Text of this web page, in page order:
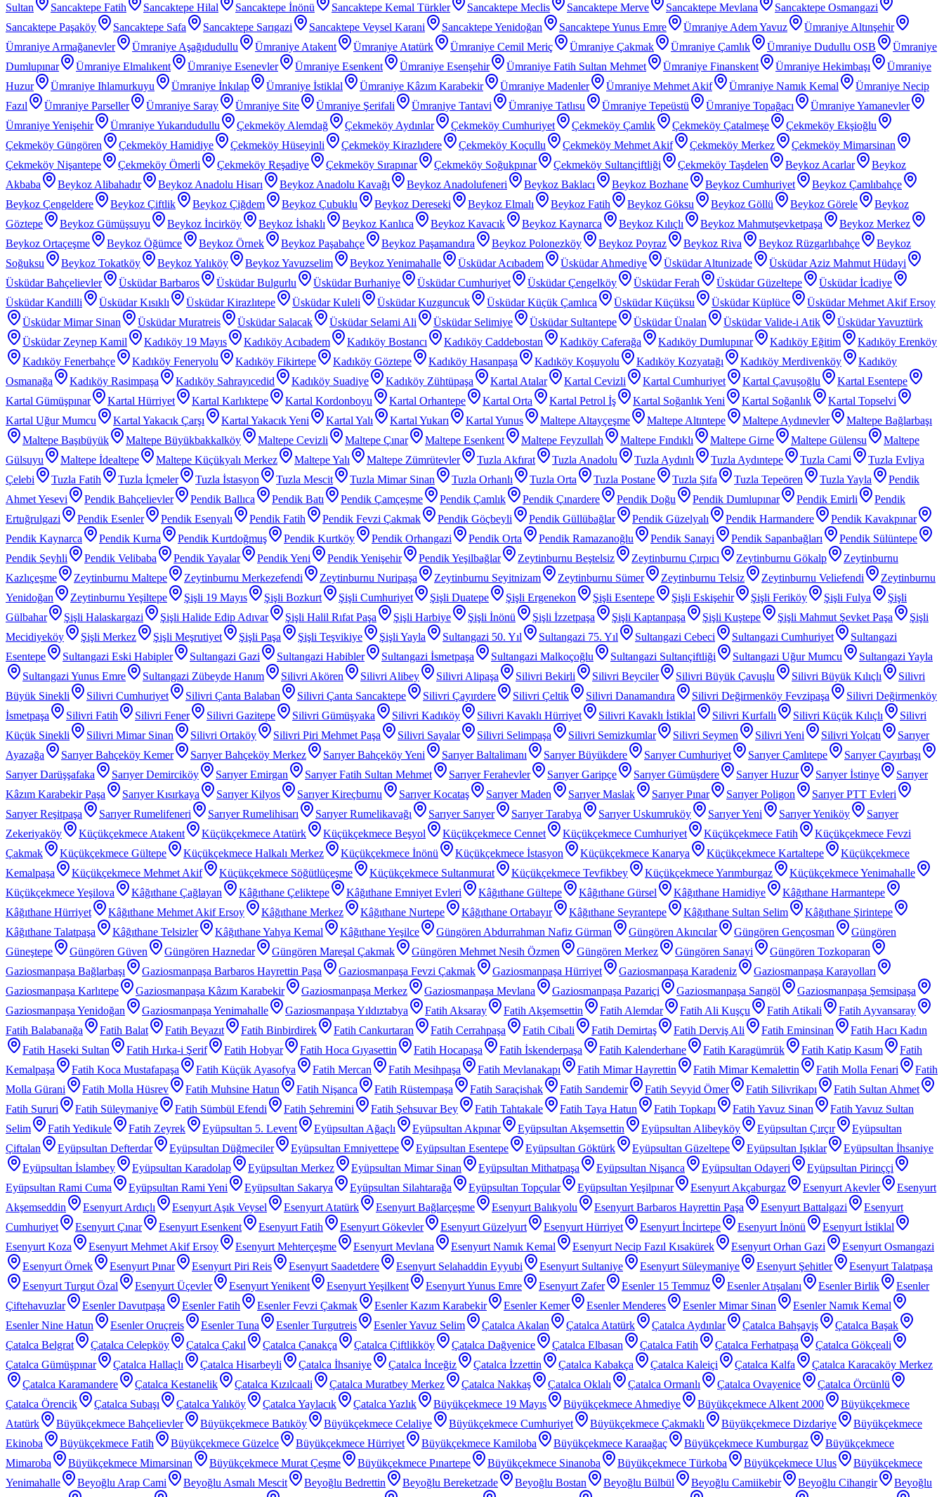
Sultan
Sancaktepe Fatih Sancaktepe Hilal Sancaktepe İnönü Sancaktepe Kemal Türkler Sancaktepe Meclis Sancaktepe Merve Sancaktepe Mevlana
Sancaktepe Osmangazi
Sancaktepe Paşaköy
Sancaktepe Safa Sancaktepe Sarıgazi Sancaktepe Veysel Karani Sancaktepe Yenidoğan Sancaktepe Yunus Emre Ümraniye Adem Yavuz
Ümraniye Altınşehir
Ümraniye Armağanevler
Ümraniye Aşağıdudullu Ümraniye Atakent Ümraniye Atatürk Ümraniye Cemil Meriç Ümraniye Çakmak Ümraniye Çamlık Ümraniye Dudullu OSB
Ümraniye
Dumlupınar
Ümraniye Elmalıkent Ümraniye Esenevler Ümraniye Esenkent Ümraniye Esenşehir Ümraniye Fatih Sultan Mehmet Ümraniye Finanskent Ümraniye Hekimbaşı
Ümraniye
Huzur
Ümraniye Ihlamurkuyu Ümraniye İnkılap Ümraniye İstiklal Ümraniye Kâzım Karabekir Ümraniye Madenler Ümraniye Mehmet Akif Ümraniye Namık Kemal
Ümraniye Necip
Fazıl
Ümraniye Parseller Ümraniye Saray Ümraniye Site Ümraniye Şerifali Ümraniye Tantavi Ümraniye Tatlısu Ümraniye Tepeüstü Ümraniye Topağacı
Ümraniye Yamanevler
Ümraniye Yenişehir
Ümraniye Yukarıdudullu Çekmeköy Alemdağ Çekmeköy Aydınlar Çekmeköy Cumhuriyet Çekmeköy Çamlık Çekmeköy Çatalmeşe
Çekmeköy Ekşioğlu
Çekmeköy Güngören
Çekmeköy Hamidiye Çekmeköy Hüseyinli Çekmeköy Kirazlıdere Çekmeköy Koçullu Çekmeköy Mehmet Akif Çekmeköy Merkez
Çekmeköy Mimarsinan
Çekmeköy Nişantepe
Çekmeköy Ömerli Çekmeköy Reşadiye Çekmeköy Sırapınar Çekmeköy Soğukpınar Çekmeköy Sultançiftliği Çekmeköy Taşdelen Beykoz Acarlar
Beykoz
Akbaba
Beykoz Alibahadır Beykoz Anadolu Hisarı Beykoz Anadolu Kavağı Beykoz Anadolufeneri Beykoz Baklacı Beykoz Bozhane Beykoz Cumhuriyet
Beykoz Çamlıbahçe
Beykoz Çengeldere
Beykoz Çiftlik Beykoz Çiğdem Beykoz Çubuklu Beykoz Dereseki Beykoz Elmalı Beykoz Fatih Beykoz Göksu Beykoz Göllü Beykoz Görele
Beykoz
Göztepe
Beykoz Gümüşsuyu Beykoz İncirköy Beykoz İshaklı Beykoz Kanlıca Beykoz Kavacık Beykoz Kaynarca Beykoz Kılıçlı Beykoz Mahmutşevketpaşa
Beykoz Merkez
Beykoz Ortaçeşme
Beykoz Öğümce Beykoz Örnek Beykoz Paşabahçe Beykoz Paşamandıra Beykoz Polonezköy Beykoz Poyraz Beykoz Riva Beykoz Rüzgarlıbahçe
Beykoz
Soğuksu
Beykoz Tokatköy Beykoz Yalıköy Beykoz Yavuzselim Beykoz Yenimahalle Üsküdar Acıbadem Üsküdar Ahmediye Üsküdar Altunizade
Üsküdar Aziz Mahmut Hüdayi
Üsküdar Bahçelievler
Üsküdar Barbaros Üsküdar Bulgurlu Üsküdar Burhaniye Üsküdar Cumhuriyet Üsküdar Çengelköy Üsküdar Ferah Üsküdar Güzeltepe
Üsküdar İcadiye
Üsküdar Kandilli
Üsküdar Kısıklı Üsküdar Kirazlıtepe Üsküdar Kuleli Üsküdar Kuzguncuk Üsküdar Küçük Çamlıca Üsküdar Küçüksu Üsküdar Küplüce
Üsküdar Mehmet Akif Ersoy
Üsküdar Mimar Sinan
Üsküdar Muratreis Üsküdar Salacak Üsküdar Selami Ali Üsküdar Selimiye Üsküdar Sultantepe Üsküdar Ünalan Üsküdar Valide-i Atik
Üsküdar Yavuztürk
Üsküdar Zeynep Kamil
Kadıköy 19 Mayıs Kadıköy Acıbadem Kadıköy Bostancı Kadıköy Caddebostan Kadıköy Caferağa Kadıköy Dumlupınar Kadıköy Eğitim
Kadıköy Erenköy
Kadıköy Fenerbahçe
Kadıköy Feneryolu Kadıköy Fikirtepe Kadıköy Göztepe Kadıköy Hasanpaşa Kadıköy Koşuyolu Kadıköy Kozyatağı Kadıköy Merdivenköy
Kadıköy
Osmanağa
Kadıköy Rasimpaşa Kadıköy Sahrayıcedid Kadıköy Suadiye Kadıköy Zühtüpaşa Kartal Atalar Kartal Cevizli Kartal Cumhuriyet Kartal Çavuşoğlu
Kartal Esentepe
Kartal Gümüşpınar
Kartal Hürriyet Kartal Karlıktepe Kartal Kordonboyu Kartal Orhantepe Kartal Orta Kartal Petrol İş Kartal Soğanlık Yeni Kartal Soğanlık
Kartal Topselvi
Kartal Uğur Mumcu
Kartal Yakacık Çarşı Kartal Yakacık Yeni Kartal Yalı Kartal Yukarı Kartal Yunus Maltepe Altayçeşme Maltepe Altıntepe Maltepe Aydınevler
Maltepe Bağlarbaşı
Maltepe Başıbüyük
Maltepe Büyükbakkalköy Maltepe Cevizli Maltepe Çınar Maltepe Esenkent Maltepe Feyzullah Maltepe Fındıklı Maltepe Girne Maltepe Gülensu
Maltepe
Gülsuyu
Maltepe İdealtepe Maltepe Küçükyalı Merkez Maltepe Yalı Maltepe Zümrütevler Tuzla Akfırat Tuzla Anadolu Tuzla Aydınlı Tuzla Aydıntepe Tuzla Cami
Tuzla Evliya
Çelebi
Tuzla Fatih Tuzla İçmeler Tuzla İstasyon Tuzla Mescit Tuzla Mimar Sinan Tuzla Orhanlı Tuzla Orta Tuzla Postane Tuzla Şifa Tuzla Tepeören Tuzla Yayla
Pendik
Ahmet Yesevi
Pendik Bahçelievler Pendik Ballıca Pendik Batı Pendik Çamçeşme Pendik Çamlık Pendik Çınardere Pendik Doğu Pendik Dumlupınar Pendik Emirli
Pendik
Ertuğrulgazi
Pendik Esenler Pendik Esenyalı Pendik Fatih Pendik Fevzi Çakmak Pendik Göçbeyli Pendik Güllübağlar Pendik Güzelyalı Pendik Harmandere
Pendik Kavakpınar
Pendik Kaynarca
Pendik Kurna Pendik Kurtdoğmuş Pendik Kurtköy Pendik Orhangazi Pendik Orta Pendik Ramazanoğlu Pendik Sanayi Pendik Sapanbağları
Pendik Sülüntepe
Pendik Şeyhli
Pendik Velibaba Pendik Yayalar Pendik Yeni Pendik Yenişehir Pendik Yeşilbağlar Zeytinburnu Beştelsiz Zeytinburnu Çırpıcı Zeytinburnu Gökalp
Zeytinburnu
Kazlıçeşme
Zeytinburnu Maltepe Zeytinburnu Merkezefendi Zeytinburnu Nuripaşa Zeytinburnu Seyitnizam Zeytinburnu Sümer Zeytinburnu Telsiz Zeytinburnu Veliefendi
Zeytinburnu
Yenidoğan
Zeytinburnu Yeşiltepe Şişli 19 Mayıs Şişli Bozkurt Şişli Cumhuriyet Şişli Duatepe Şişli Ergenekon Şişli Esentepe Şişli Eskişehir Şişli Feriköy Şişli Fulya
Şişli
Gülbahar
Şişli Halaskargazi Şişli Halide Edip Adıvar Şişli Halil Rıfat Paşa Şişli Harbiye Şişli İnönü Şişli İzzetpaşa Şişli Kaptanpaşa Şişli Kuştepe Şişli Mahmut Şevket Paşa
Şişli
Mecidiyeköy
Şişli Merkez Şişli Meşrutiyet Şişli Paşa Şişli Teşvikiye Şişli Yayla Sultangazi 50. Yıl Sultangazi 75. Yıl Sultangazi Cebeci Sultangazi Cumhuriyet
Sultangazi
Esentepe
Sultangazi Eski Habipler Sultangazi Gazi Sultangazi Habibler Sultangazi İsmetpaşa Sultangazi Malkoçoğlu Sultangazi Sultançiftliği Sultangazi Uğur Mumcu
Sultangazi Yayla
Sultangazi Yunus Emre
Sultangazi Zübeyde Hanım Silivri Akören Silivri Alibey Silivri Alipaşa Silivri Bekirli Silivri Beyciler Silivri Büyük Çavuşlu Silivri Büyük Kılıçlı
Silivri
Büyük Sinekli
Silivri Cumhuriyet Silivri Çanta Balaban Silivri Çanta Sancaktepe Silivri Çayırdere Silivri Çeltik Silivri Danamandıra Silivri Değirmenköy Fevzipaşa
Silivri Değirmenköy
İsmetpaşa
Silivri Fatih Silivri Fener Silivri Gazitepe Silivri Gümüşyaka Silivri Kadıköy Silivri Kavaklı Hürriyet Silivri Kavaklı İstiklal Silivri Kurfallı Silivri Küçük Kılıçlı
Silivri
Küçük Sinekli
Silivri Mimar Sinan Silivri Ortaköy Silivri Piri Mehmet Paşa Silivri Sayalar Silivri Selimpaşa Silivri Semizkumlar Silivri Seymen Silivri Yeni Silivri Yolçatı
Sarıyer
Ayazağa
Sarıyer Bahçeköy Kemer Sarıyer Bahçeköy Merkez Sarıyer Bahçeköy Yeni Sarıyer Baltalimanı Sarıyer Büyükdere Sarıyer Cumhuriyet Sarıyer Çamlıtepe
Sarıyer Çayırbaşı
Sarıyer Darüşşafaka
Sarıyer Demirciköy Sarıyer Emirgan Sarıyer Fatih Sultan Mehmet Sarıyer Ferahevler Sarıyer Garipçe Sarıyer Gümüşdere Sarıyer Huzur Sarıyer İstinye
Sarıyer
Kâzım Karabekir Paşa
Sarıyer Kısırkaya Sarıyer Kilyos Sarıyer Kireçburnu Sarıyer Kocataş Sarıyer Maden Sarıyer Maslak Sarıyer Pınar Sarıyer Poligon
Sarıyer PTT Evleri
Sarıyer Reşitpaşa
Sarıyer Rumelifeneri Sarıyer Rumelihisarı Sarıyer Rumelikavağı Sarıyer Sarıyer Sarıyer Tarabya Sarıyer Uskumruköy Sarıyer Yeni Sarıyer Yeniköy
Sarıyer
Zekeriyaköy
Küçükçekmece Atakent Küçükçekmece Atatürk Küçükçekmece Beşyol Küçükçekmece Cennet Küçükçekmece Cumhuriyet Küçükçekmece Fatih
Küçükçekmece Fevzi
Çakmak
Küçükçekmece Gültepe Küçükçekmece Halkalı Merkez Küçükçekmece İnönü Küçükçekmece İstasyon Küçükçekmece Kanarya Küçükçekmece Kartaltepe
Küçükçekmece
Kemalpaşa
Küçükçekmece Mehmet Akif Küçükçekmece Söğütlüçeşme Küçükçekmece Sultanmurat Küçükçekmece Tevfikbey Küçükçekmece Yarımburgaz
Küçükçekmece Yenimahalle
Küçükçekmece Yeşilova
Kâğıthane Çağlayan Kâğıthane Çeliktepe Kâğıthane Emniyet Evleri Kâğıthane Gültepe Kâğıthane Gürsel Kâğıthane Hamidiye
Kâğıthane Harmantepe
Kâğıthane Hürriyet
Kâğıthane Mehmet Akif Ersoy Kâğıthane Merkez Kâğıthane Nurtepe Kâğıthane Ortabayır Kâğıthane Seyrantepe Kâğıthane Sultan Selim
Kâğıthane Şirintepe
Kâğıthane Talatpaşa
Kâğıthane Telsizler Kâğıthane Yahya Kemal Kâğıthane Yeşilce Güngören Abdurrahman Nafiz Gürman Güngören Akıncılar Güngören Gençosman
Güngören
Güneştepe
Güngören Güven Güngören Haznedar Güngören Mareşal Çakmak Güngören Mehmet Nesih Özmen Güngören Merkez Güngören Sanayi
Güngören Tozkoparan
Gaziosmanpaşa Bağlarbaşı
Gaziosmanpaşa Barbaros Hayrettin Paşa Gaziosmanpaşa Fevzi Çakmak Gaziosmanpaşa Hürriyet Gaziosmanpaşa Karadeniz
Gaziosmanpaşa Karayolları
Gaziosmanpaşa Karlıtepe
Gaziosmanpaşa Kâzım Karabekir Gaziosmanpaşa Merkez Gaziosmanpaşa Mevlana Gaziosmanpaşa Pazariçi Gaziosmanpaşa Sarıgöl
Gaziosmanpaşa Şemsipaşa
Gaziosmanpaşa Yenidoğan
Gaziosmanpaşa Yenimahalle Gaziosmanpaşa Yıldıztabya Fatih Aksaray Fatih Akşemsettin Fatih Alemdar Fatih Ali Kuşçu Fatih Atikali
Fatih Ayvansaray
Fatih Balabanağa
Fatih Balat Fatih Beyazıt Fatih Binbirdirek Fatih Cankurtaran Fatih Cerrahpaşa Fatih Cibali Fatih Demirtaş Fatih Derviş Ali Fatih Eminsinan
Fatih Hacı Kadın
Fatih Haseki Sultan
Fatih Hırka-i Şerif Fatih Hobyar Fatih Hoca Gıyasettin Fatih Hocapaşa Fatih İskenderpaşa Fatih Kalenderhane Fatih Karagümrük Fatih Katip Kasım
Fatih
Kemalpaşa
Fatih Koca Mustafapaşa Fatih Küçük Ayasofya Fatih Mercan Fatih Mesihpaşa Fatih Mevlanakapı Fatih Mimar Hayrettin Fatih Mimar Kemalettin Fatih Molla Fenari
Fatih
Molla Gürani
Fatih Molla Hüsrev Fatih Muhsine Hatun Fatih Nişanca Fatih Rüstempaşa Fatih Saraçishak Fatih Sarıdemir Fatih Seyyid Ömer Fatih Silivrikapı
Fatih Sultan Ahmet
Fatih Sururi
Fatih Süleymaniye Fatih Sümbül Efendi Fatih Şehremini Fatih Şehsuvar Bey Fatih Tahtakale Fatih Taya Hatun Fatih Topkapı Fatih Yavuz Sinan
Fatih Yavuz Sultan
Selim
Fatih Yedikule Fatih Zeyrek Eyüpsultan 5. Levent Eyüpsultan Ağaçlı Eyüpsultan Akpınar Eyüpsultan Akşemsettin Eyüpsultan Alibeyköy Eyüpsultan Çırçır
Eyüpsultan
Çiftalan
Eyüpsultan Defterdar Eyüpsultan Düğmeciler Eyüpsultan Emniyettepe Eyüpsultan Esentepe Eyüpsultan Göktürk Eyüpsultan Güzeltepe Eyüpsultan Işıklar
Eyüpsultan İhsaniye
Eyüpsultan İslambey
Eyüpsultan Karadolap Eyüpsultan Merkez Eyüpsultan Mimar Sinan Eyüpsultan Mithatpaşa Eyüpsultan Nişanca Eyüpsultan Odayeri
Eyüpsultan Pirinççi
Eyüpsultan Rami Cuma
Eyüpsultan Rami Yeni Eyüpsultan Sakarya Eyüpsultan Silahtarağa Eyüpsultan Topçular Eyüpsultan Yeşilpınar Esenyurt Akçaburgaz Esenyurt Akevler
Esenyurt
Akşemseddin
Esenyurt Ardıçlı Esenyurt Aşık Veysel Esenyurt Atatürk Esenyurt Bağlarçeşme Esenyurt Balıkyolu Esenyurt Barbaros Hayrettin Paşa Esenyurt Battalgazi
Esenyurt
Cumhuriyet
Esenyurt Çınar Esenyurt Esenkent Esenyurt Fatih Esenyurt Gökevler Esenyurt Güzelyurt Esenyurt Hürriyet Esenyurt İncirtepe Esenyurt İnönü
Esenyurt İstiklal
Esenyurt Koza
Esenyurt Mehmet Akif Ersoy Esenyurt Mehterçeşme Esenyurt Mevlana Esenyurt Namık Kemal Esenyurt Necip Fazıl Kısakürek Esenyurt Orhan Gazi
Esenyurt Osmangazi
Esenyurt Örnek
Esenyurt Pınar Esenyurt Piri Reis Esenyurt Saadetdere Esenyurt Selahaddin Eyyubi Esenyurt Sultaniye Esenyurt Süleymaniye Esenyurt Şehitler
Esenyurt Talatpaşa
Esenyurt Turgut Özal
Esenyurt Üçevler Esenyurt Yenikent Esenyurt Yeşilkent Esenyurt Yunus Emre Esenyurt Zafer Esenler 15 Temmuz Esenler Atışalanı Esenler Birlik
Esenler
Çiftehavuzlar
Esenler Davutpaşa Esenler Fatih Esenler Fevzi Çakmak Esenler Kazım Karabekir Esenler Kemer Esenler Menderes Esenler Mimar Sinan
Esenler Namık Kemal
Esenler Nine Hatun
Esenler Oruçreis Esenler Tuna Esenler Turgutreis Esenler Yavuz Selim Çatalca Akalan Çatalca Atatürk Çatalca Aydınlar Çatalca Bahşayiş
Çatalca Başak
Çatalca Belgrat
Çatalca Celepköy Çatalca Çakıl Çatalca Çanakça Çatalca Çiftlikköy Çatalca Dağyenice Çatalca Elbasan Çatalca Fatih Çatalca Ferhatpaşa
Çatalca Gökçeali
Çatalca Gümüşpınar
Çatalca Hallaçlı Çatalca Hisarbeyli Çatalca İhsaniye Çatalca İnceğiz Çatalca İzzettin Çatalca Kabakça Çatalca Kaleiçi Çatalca Kalfa
Çatalca Karacaköy Merkez
Çatalca Karamandere
Çatalca Kestanelik Çatalca Kızılcaali Çatalca Muratbey Merkez Çatalca Nakkaş Çatalca Oklalı Çatalca Ormanlı Çatalca Ovayenice
Çatalca Örcünlü
Çatalca Örencik
Çatalca Subaşı Çatalca Yalıköy Çatalca Yaylacık Çatalca Yazlık Büyükçekmece 19 Mayıs Büyükçekmece Ahmediye Büyükçekmece Alkent 2000
Büyükçekmece
Atatürk
Büyükçekmece Bahçelievler Büyükçekmece Batıköy Büyükçekmece Celaliye Büyükçekmece Cumhuriyet Büyükçekmece Çakmaklı Büyükçekmece Dizdariye
Büyükçekmece
Ekinoba
Büyükçekmece Fatih Büyükçekmece Güzelce Büyükçekmece Hürriyet Büyükçekmece Kamiloba Büyükçekmece Karaağaç Büyükçekmece Kumburgaz
Büyükçekmece
Mimaroba
Büyükçekmece Mimarsinan Büyükçekmece Murat Çeşme Büyükçekmece Pınartepe Büyükçekmece Sinanoba Büyükçekmece Türkoba Büyükçekmece Ulus
Büyükçekmece
Yenimahalle
Beyoğlu Arap Cami Beyoğlu Asmalı Mescit Beyoğlu Bedrettin Beyoğlu Bereketzade Beyoğlu Bostan Beyoğlu Bülbül Beyoğlu Camiikebir Beyoğlu Cihangir
Beyoğlu